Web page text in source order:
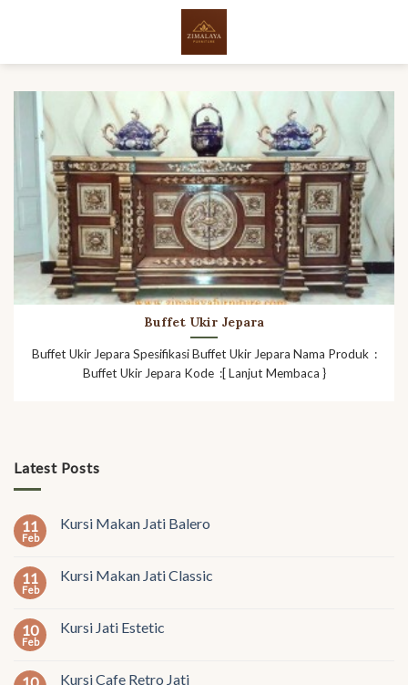
Latest Posts
11
Feb
Kursi Makan Jati Balero
11
Feb
Kursi Makan Jati Classic
10
Feb
Kursi Jati Estetic
Kursi Cafe Retro Jati
Buffet Ukir Jepara
Buffet Ukir Jepara Spesifikasi Buffet Ukir Jepara Nama Produk :
Buffet Ukir Jepara Kode :[ Lanjut Membaca }